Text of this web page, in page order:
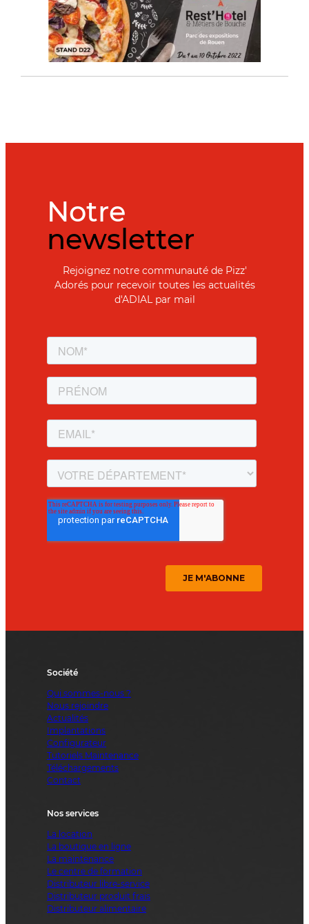
Notre
newsletter
Rejoignez notre communauté de Pizz'
Adorés pour recevoir toutes les actualités
d'ADIAL par mail
Société
Qui sommes-nous ?
Nous rejoindre
Actualités
Implantations
Configurateur
Tutoriels Maintenance
Téléchargements
Contact
Nos services
La location
La boutique en ligne
La maintenance
Le centre de formation
Distributeur libre-service
Distributeur produit frais
Distributeur alimentaire